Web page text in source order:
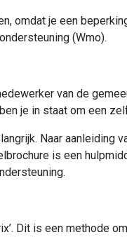
omdat je een
(Wmo).
van de
je in staat om een
Naar
is een
Dit is een methode